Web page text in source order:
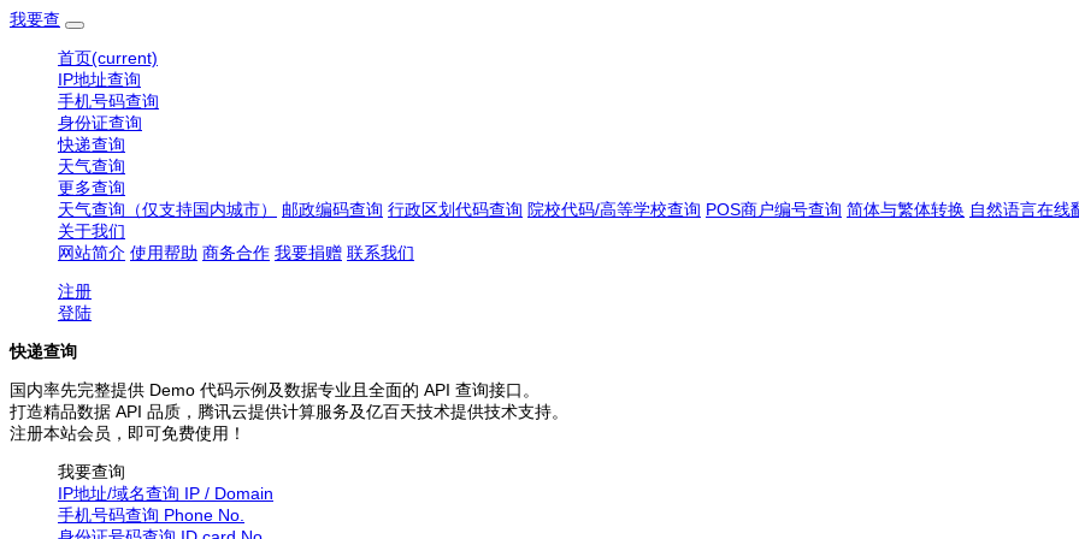
我要查
首页(current)
IP地址查询
手机号码查询
身份证查询
快递查询
天气查询
更多查询
天气查询（仅支持国内城市）
邮政编码查询 行政区划代码查询 院校代码/高等学校查询 POS商户编号查询 简体与繁体转换 自然语言在线
关于我们
网站简介 使用帮助 商务合作 我要捐赠 联系我们
注册
登陆
快递查询
国内率先完整提供 Demo 代码示例及数据专业且全面的 API 查询接口。
打造精品数据 API 品质，腾讯云提供计算服务及亿百天技术提供技术支持。
注册本站会员，即可免费使用！
我要查询
IP地址/域名查询 IP / Domain
手机号码查询 Phone No.